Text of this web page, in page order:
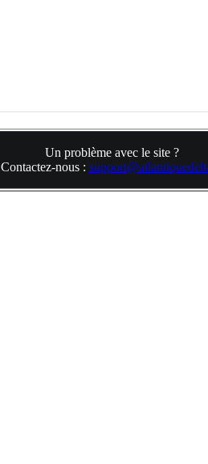
Un problème avec le site ?
Contactez-nous :